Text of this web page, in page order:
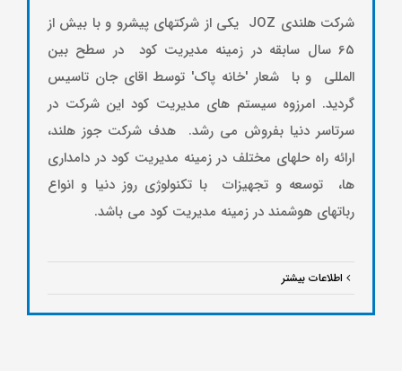
شرکت هلندی JOZ یکی از شرکتهای پیشرو و با بیش از
65 سال سابقه در زمینه مدیریت کود در سطح بین
المللی و با شعار 'خانه پاک' توسط اقای جان تاسیس
گردید. امرزوه سیستم های مدیریت کود این شرکت در
سرتاسر دنیا بفروش می رشد. هدف شرکت جوز هلند،
ارائه راه حلهای مختلف در زمینه مدیریت کود در دامداری
ها، توسعه و تجهیزات با تکنولوژی روز دنیا و انواع
رباتهای هوشمند در زمینه مدیریت کود می باشد.
اطلاعات بیشتر